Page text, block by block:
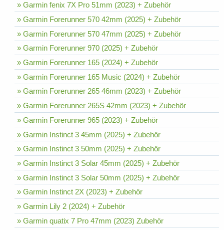
» Garmin fenix 7X Pro 51mm (2023) + Zubehör
» Garmin Forerunner 570 42mm (2025) + Zubehör
» Garmin Forerunner 570 47mm (2025) + Zubehör
» Garmin Forerunner 970 (2025) + Zubehör
» Garmin Forerunner 165 (2024) + Zubehör
» Garmin Forerunner 165 Music (2024) + Zubehör
» Garmin Forerunner 265 46mm (2023) + Zubehör
» Garmin Forerunner 265S 42mm (2023) + Zubehör
» Garmin Forerunner 965 (2023) + Zubehör
» Garmin Instinct 3 45mm (2025) + Zubehör
» Garmin Instinct 3 50mm (2025) + Zubehör
» Garmin Instinct 3 Solar 45mm (2025) + Zubehör
» Garmin Instinct 3 Solar 50mm (2025) + Zubehör
» Garmin Instinct 2X (2023) + Zubehör
» Garmin Lily 2 (2024) + Zubehör
» Garmin quatix 7 Pro 47mm (2023) Zubehör